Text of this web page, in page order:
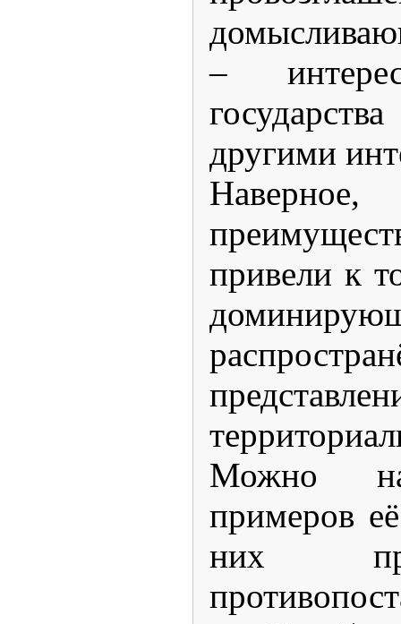
–
другими
привели к
Можно
примеров
них